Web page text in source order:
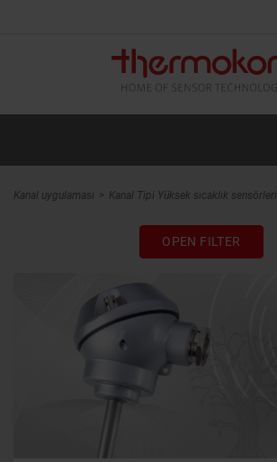
Kanal uygulaması Kanal Tipi Yüksek sıcaklık sensörleri
OPEN FILTER